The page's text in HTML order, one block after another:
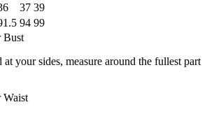
37 39
94 99
Bust
your sides, measure around the fullest part
Waist